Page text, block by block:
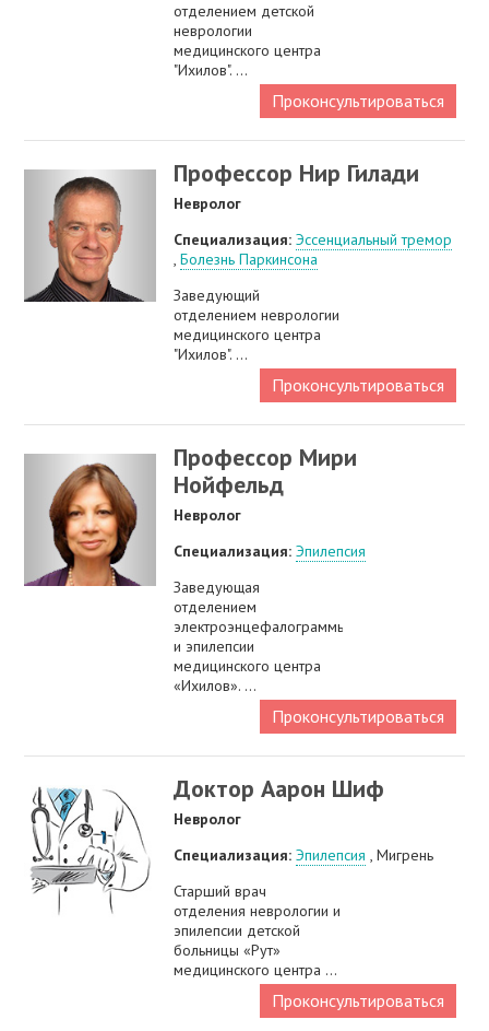
отделением детской
неврологии
медицинского центра
"Ихилов". ...
Проконсультироваться
Профессор Нир Гилади
Невролог
Специализация:Эссенциальный тремор
,Болезнь Паркинсона
Заведующий
отделением неврологии
медицинского центра
"Ихилов". ...
Проконсультироваться
Профессор Мири
Нойфельд
Невролог
Специализация:Эпилепсия
Заведующая
отделением
электроэнцефалограммы
и эпилепсии
медицинского центра
«Ихилов». ...
Проконсультироваться
Доктор Аарон Шиф
Невролог
Специализация:Эпилепсия , Мигрень
Старший врач
отделения неврологии и
эпилепсии детской
больницы «Рут»
медицинского центра ...
Проконсультироваться